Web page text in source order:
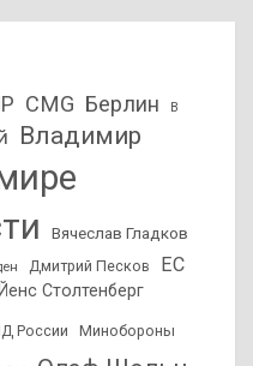
CMG Берлин В
Владимир
Вячеслав Гладков
Дмитрий Песков ЕС
Столтенберг
России Минобороны